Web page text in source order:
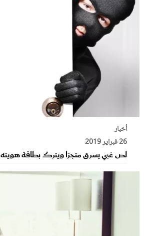
أخبار
26 فبراير 2019
لص غبي يسرق متجرًا ويترك بطاقة هويته